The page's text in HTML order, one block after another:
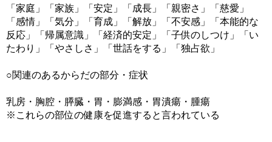
「家庭」「家族」「安定」「成長」「親密さ」「慈愛」
「感情」「気分」「育成」「解放」「不安感」「本能的な
反応」「帰属意識」「経済的安定」「子供のしつけ」「い
たわり」「やさしさ」「世話をする」「独占欲」
○関連のあるからだの部分・症状
乳房・胸腔・膵臓・胃・膨満感・胃潰瘍・腫瘍
※これらの部位の健康を促進すると言われている